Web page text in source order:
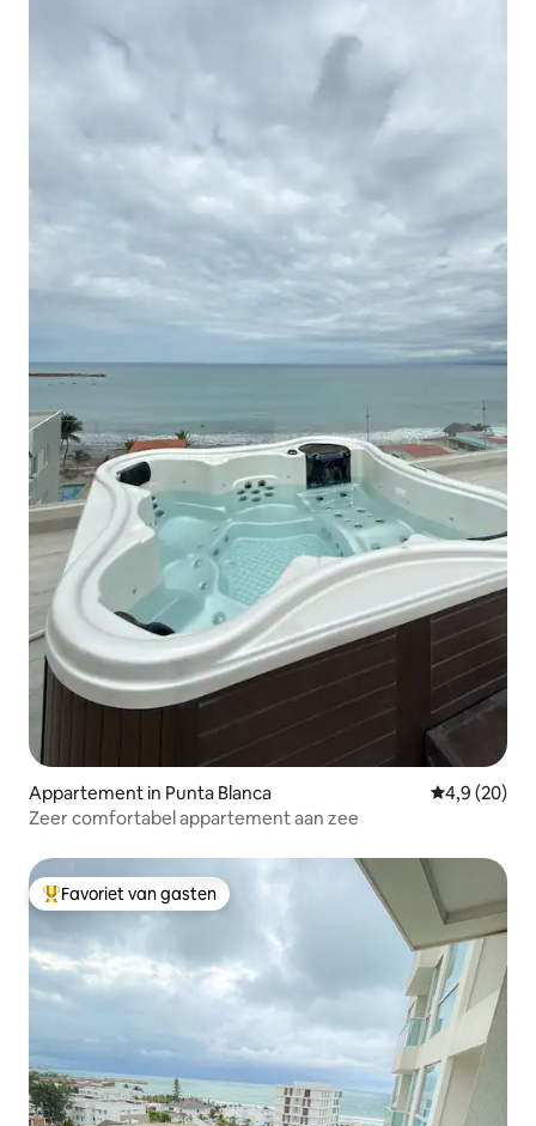
Appartement in Punta Blanca Gemiddelde
4,9 (20)
Zeer comfortabel appartement aan zee
Topfavoriet van gasten
Favoriet van gasten